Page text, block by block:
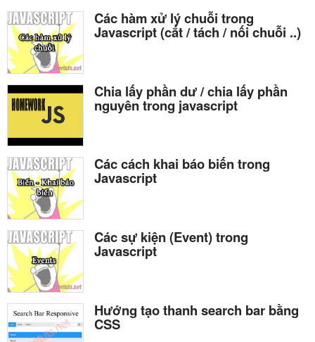
Các hàm xử lý chuỗi trong
Javascript (cắt / tách / nối chuỗi ..)
Chia lấy phần dư / chia lấy phần
nguyên trong javascript
Các cách khai báo biến trong
Javascript
Các sự kiện (Event) trong
Javascript
Hướng tạo thanh search bar bằng
CSS